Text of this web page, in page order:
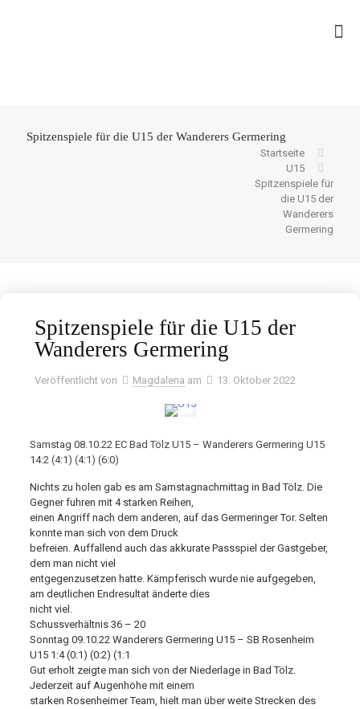
Spitzenspiele für die U15 der Wanderers Germering
Startseite
U15
Spitzenspiele für
die U15 der
Wanderers
Germering
Spitzenspiele für die U15 der
Wanderers Germering
Veröffentlicht von Magdalena am 13. Oktober 2022
Samstag 08.10.22 EC Bad Tölz U15 – Wanderers Germering U15
14:2 (4:1) (4:1) (6:0)
Nichts zu holen gab es am Samstagnachmittag in Bad Tölz. Die
Gegner fuhren mit 4 starken Reihen,
einen Angriff nach dem anderen, auf das Germeringer Tor. Selten
konnte man sich von dem Druck
befreien. Auffallend auch das akkurate Passspiel der Gastgeber,
dem man nicht viel
entgegenzusetzen hatte. Kämpferisch wurde nie aufgegeben,
am deutlichen Endresultat änderte dies
nicht viel.
Schussverhältnis 36 – 20
Sonntag 09.10.22 Wanderers Germering U15 – SB Rosenheim
U15 1:4 (0:1) (0:2) (1:1
Gut erholt zeigte man sich von der Niederlage in Bad Tölz.
Jederzeit auf Augenhöhe mit einem
starken Rosenheimer Team, hielt man über weite Strecken des